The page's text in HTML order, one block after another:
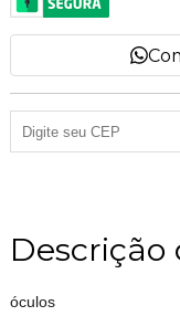
Descrição
óculos